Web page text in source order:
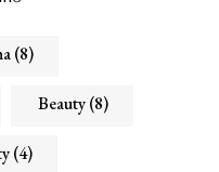
(8)
Beauty(8)
(4)